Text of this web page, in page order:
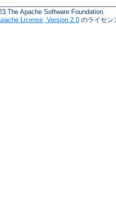
The Apache Software Foundation.
License, Version 2.0 のライセン